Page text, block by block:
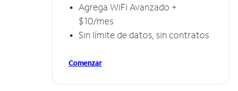
Agrega WiFi Avanzado +
$10/mes
Sin límite de datos, sin contratos
Comenzar